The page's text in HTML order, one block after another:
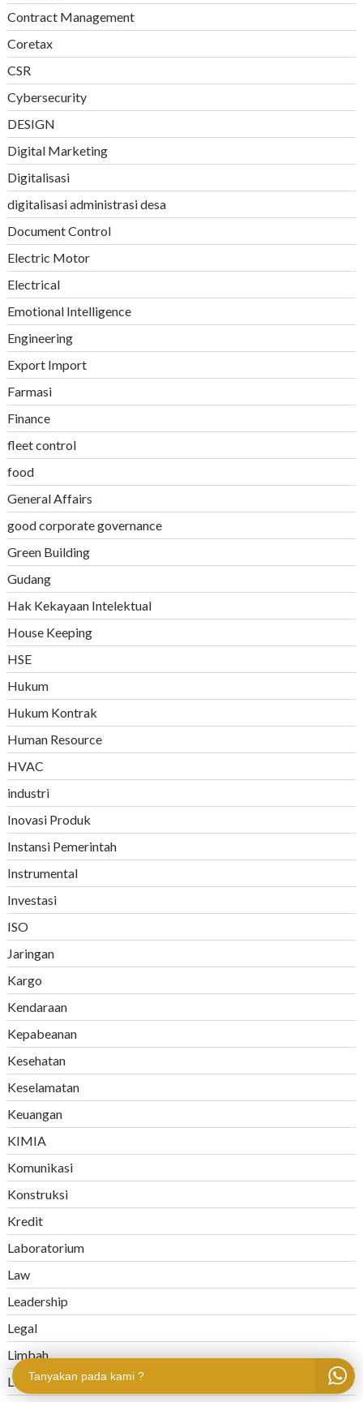
Contract Management
Coretax
CSR
Cybersecurity
DESIGN
Digital Marketing
Digitalisasi
digitalisasi administrasi desa
Document Control
Electric Motor
Electrical
Emotional Intelligence
Engineering
Export Import
Farmasi
Finance
fleet control
food
General Affairs
good corporate governance
Green Building
Gudang
Hak Kekayaan Intelektual
House Keeping
HSE
Hukum
Hukum Kontrak
Human Resource
HVAC
industri
Inovasi Produk
Instansi Pemerintah
Instrumental
Investasi
ISO
Jaringan
Kargo
Kendaraan
Kepabeanan
Kesehatan
Keselamatan
Keuangan
KIMIA
Komunikasi
Konstruksi
Kredit
Laboratorium
Law
Leadership
Legal
Limbah
Lingkungan Hidup
Tanyakan pada kami ?